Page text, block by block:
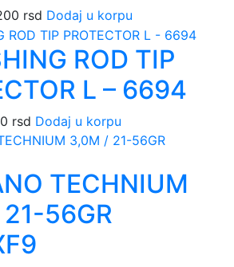
rsd Dodaj u korpu
ROD TIP
L – 6694
rsd Dodaj u korpu
TECHNIUM
56GR